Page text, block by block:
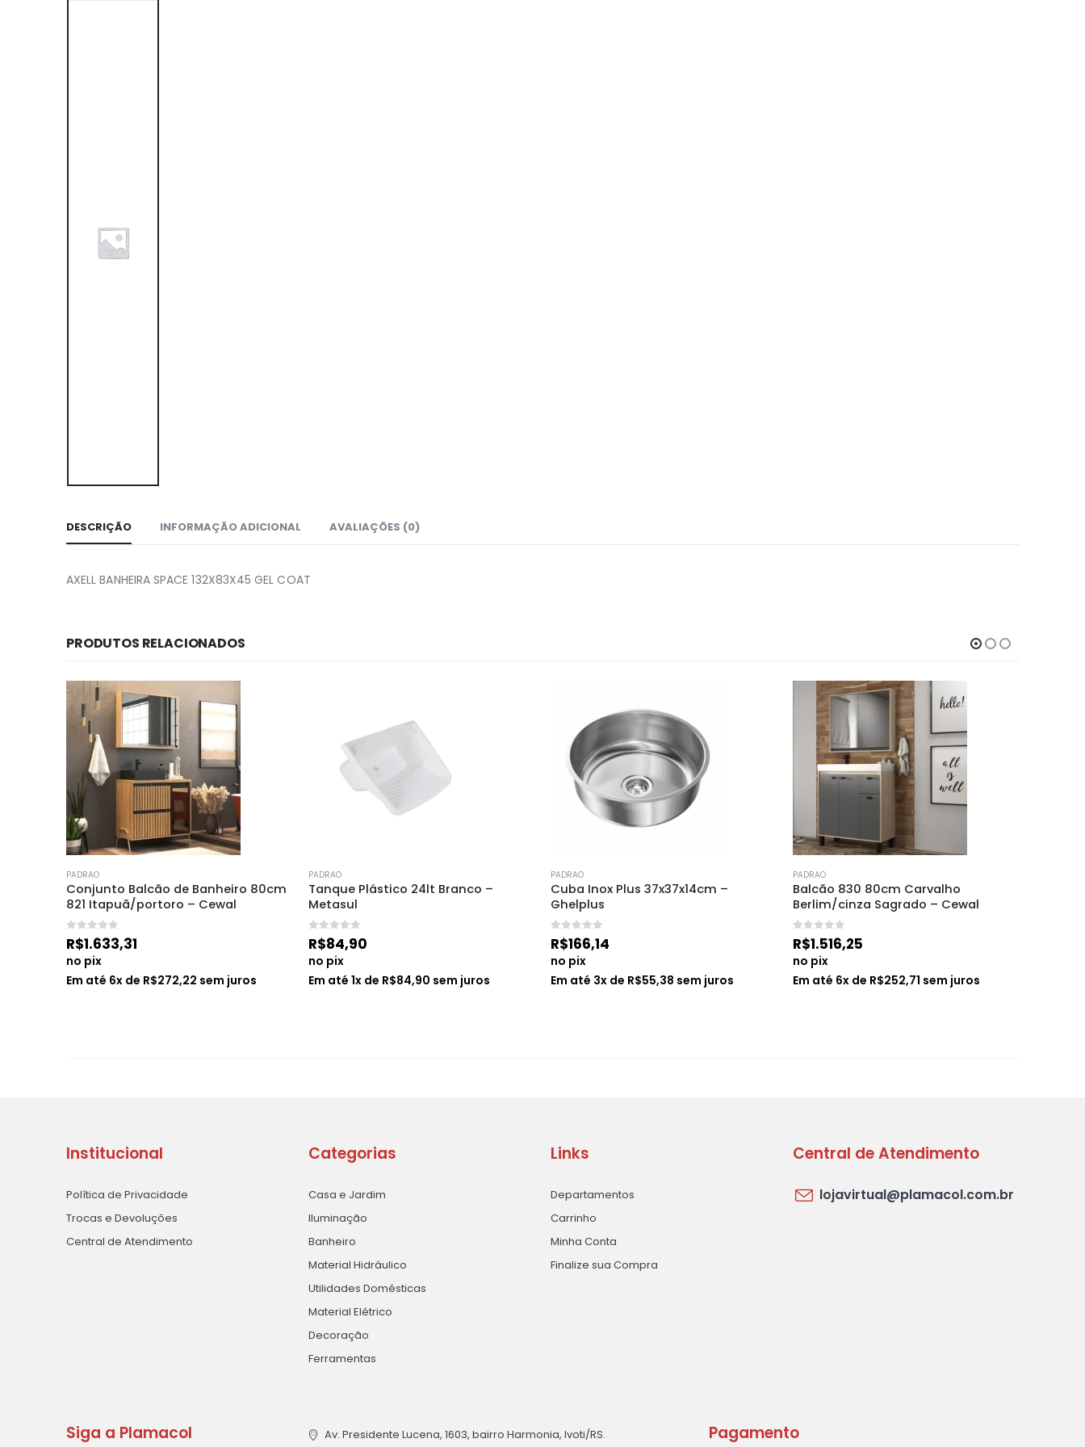
DESCRIÇÃO INFORMAÇÃO ADICIONAL AVALIAÇÕES (0)
AXELL BANHEIRA SPACE 132X83X45 GEL COAT
PRODUTOS RELACIONADOS
PADRAO
Conjunto Balcão de Banheiro 80cm
821 Itapuã/portoro – Cewal
de 5
R$1.633,31
no pix
Em até 6x de R$272,22 sem juros
PADRAO
Tanque Plástico 24lt Branco –
Metasul
de 5
R$84,90
no pix
Em até 1x de R$84,90 sem juros
PADRAO
Cuba Inox Plus 37x37x14cm –
Ghelplus
de 5
R$166,14
no pix
Em até 3x de R$55,38 sem juros
PADRAO
Balcão 830 80cm Carvalho
Berlim/cinza Sagrado – Cewal
de 5
R$1.516,25
no pix
Em até 6x de R$252,71 sem juros
Institucional
Política de Privacidade
Trocas e Devoluções
Central de Atendimento
Categorias
Casa e Jardim
Iluminação
Banheiro
Material Hidráulico
Utilidades Domésticas
Material Elétrico
Decoração
Ferramentas
Links
Departamentos
Carrinho
Minha Conta
Finalize sua Compra
Central de Atendimento
lojavirtual@plamacol.com.br
Siga a Plamacol Av. Presidente Lucena, 1603, bairro Harmonia, Ivoti/RS. Pagamento